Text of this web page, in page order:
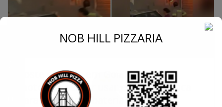
Poste explode em Goiânia após
motorista tentar usar energia elétrica
para recarregar bateria do carro
NOB HILL PIZZARIA